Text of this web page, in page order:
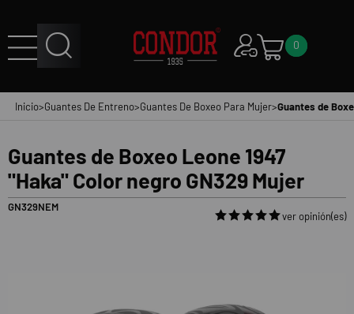
0
Inicio>Guantes De Entreno>Guantes De Boxeo Para Mujer>Guantes de
Guantes de Boxeo Leone 1947
"Haka" Color negro GN329 Mujer
GN329NEM
ver opinión(es)